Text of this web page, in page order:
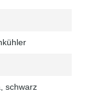
, schwarz